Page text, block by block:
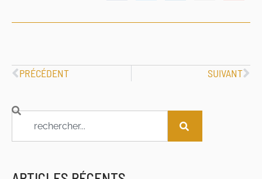
PRÉCÉDENT SUIVANT